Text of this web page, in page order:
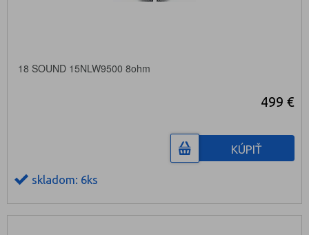
18 SOUND 15NLW9500 8ohm
499 €
KÚPIŤ
skladom: 6ks